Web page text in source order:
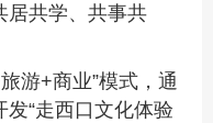
居共学、共事共
旅游+商业”模式，通
发“走西口文化体验